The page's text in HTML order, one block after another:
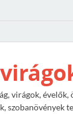
virágok, évelők,
szobanövények